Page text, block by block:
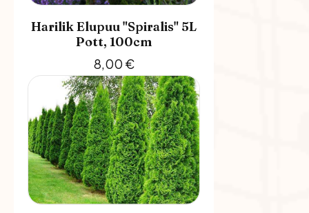
Harilik Elupuu "Spiralis" 5L
Pott, 100cm
8,00 €